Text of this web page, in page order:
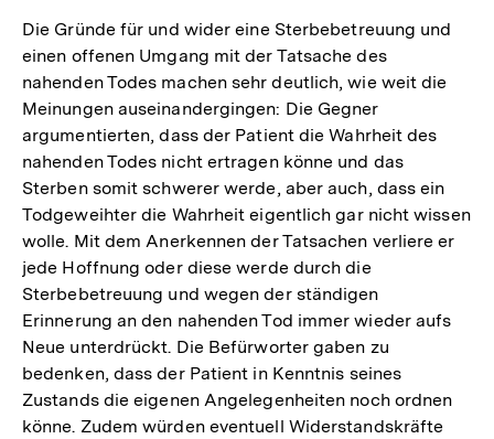
Die Gründe für und wider eine Sterbebetreuung und
einen offenen Umgang mit der Tatsache des
nahenden Todes machen sehr deutlich, wie weit die
Meinungen auseinandergingen: Die Gegner
argumentierten, dass der Patient die Wahrheit des
nahenden Todes nicht ertragen könne und das
Sterben somit schwerer werde, aber auch, dass ein
Todgeweihter die Wahrheit eigentlich gar nicht wissen
wolle. Mit dem Anerkennen der Tatsachen verliere er
jede Hoffnung oder diese werde durch die
Sterbebetreuung und wegen der ständigen
Erinnerung an den nahenden Tod immer wieder aufs
Neue unterdrückt. Die Befürworter gaben zu
bedenken, dass der Patient in Kenntnis seines
Zustands die eigenen Angelegenheiten noch ordnen
könne. Zudem würden eventuell Widerstandskräfte